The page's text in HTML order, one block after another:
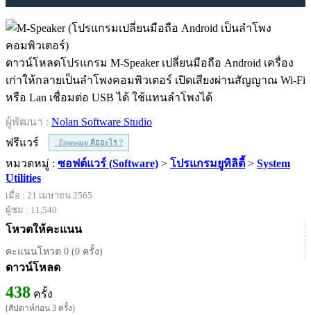
ดาวน์โหลดโปรแกรม M-Speaker เปลี่ยนมือถือ Android เครื่อง
เก่าให้กลายเป็นลำโพงคอมพิวเตอร์ เปิดเสียงผ่านสัญญาณ Wi-Fi
หรือ Lan เชื่อมต่อ USB ได้ ใช้แทนลำโพงได้
ผู้พัฒนา : Nolan Software Studio
ฟรีแวร์
Freeware คืออะไร ?
หมวดหมู่ : ซอฟต์แวร์ (Software) > โปรแกรมยูทิลิตี้ > System
Utilities
เมื่อ : 21 เมษายน 2565
ผู้ชม : 11,540
โหวตให้คะแนน
คะแนนโหวต 0 (0 ครั้ง)
ดาวน์โหลด
438 ครั้ง
(สัปดาห์ก่อน 3 ครั้ง)